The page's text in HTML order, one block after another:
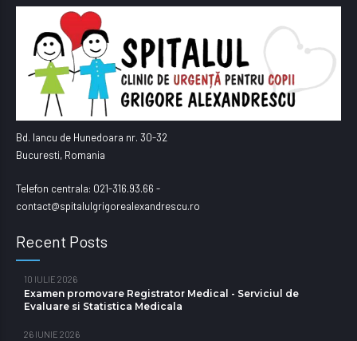
Bd. Iancu de Hunedoara nr. 30-32
Bucuresti, Romania
Telefon centrala: 021-316.93.66 -
contact@spitalulgrigorealexandrescu.ro
Recent Posts
10 IULIE 2026
Examen promovare Registrator Medical - Serviciul de
Evaluare si Statistica Medicala
26 IUNIE 2026